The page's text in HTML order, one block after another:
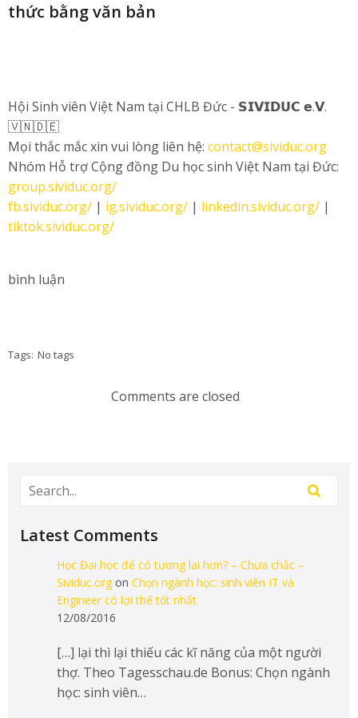
thức bằng văn bản
Hội Sinh viên Việt Nam tại CHLB Đức - 𝗦𝗜𝗩𝗜𝗗𝗨𝗖 𝗲.𝗩.
🇻🇳🇩🇪
Mọi thắc mắc xin vui lòng liên hệ: contact@sividuc.org
Nhóm Hỗ trợ Cộng đồng Du học sinh Việt Nam tại Đức:
group.sividuc.org/
fb.sividuc.org/ | ig.sividuc.org/ | linkedin.sividuc.org/ |
tiktok.sividuc.org/
bình luận
Tags: No tags
Comments are closed
Latest Comments
Học Đại học để có tương lai hơn? – Chưa chắc –
Sividuc.orgon Chọn ngành học: sinh viên IT và
Engineer có lợi thế tốt nhất
12/08/2016
[…] lại thì lại thiếu các kĩ năng của một người
thợ. Theo Tagesschau.de Bonus: Chọn ngành
học: sinh viên…